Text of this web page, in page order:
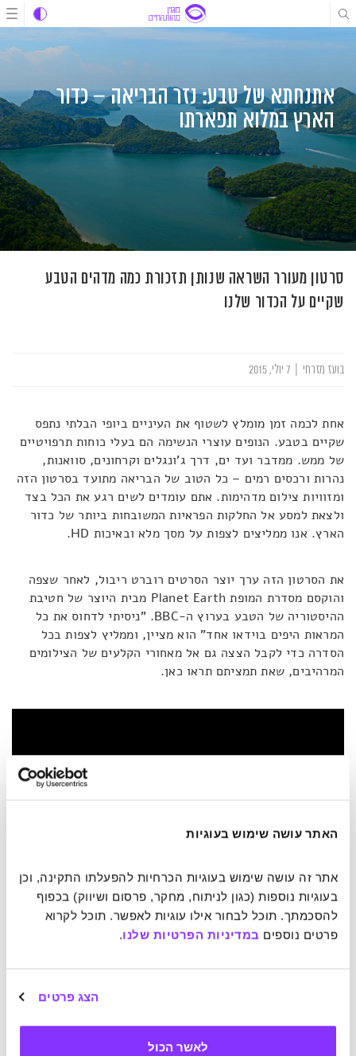
האתר עושה שימוש בעוגיות
פרטים נוספים במדיניות הפרטיות שלנו.
הצג פרטים
לאשר הכול
דלג
לתוכן
דלג
דלג
אתנחתא של טבע: נזר הבריאה – כדור
הארץ במלוא תפארתו
סרטון מעורר השראה שנותן תזכורת כמה מדהים הטבע
שקיים על הכדור שלנו
בועז מזרחי
אחת לכמה זמן מומלץ לשטוף את העיניים ביופי הבלתי נתפס
שקיים בטבע. הנופים עוצרי הנשימה הם בעלי כוחות תרפויטיים
של ממש. ממדבר ועד ים, דרך ג'ונגלים וקרחונים, סוואנות,
נהרות ורכסים רמים – כל הטוב של הבריאה מתועד בסרטון הזה
ומזוויות צילום מדהימות. אתם עומדים לשים רגע את הכל בצד
ולצאת למסע אל החלקות הפראיות המשובחות ביותר של כדור
הארץ. אנו ממליצים לצפות על מסך מלא ובאיכות HD.
את הסרטון הזה ערך יוצר הסרטים רוברט ריבול, לאחר שצפה
והוקסם מסדרת המופת Planet Earth מבית היוצר של חטיבת
ההיסטוריה של הטבע בערוץ ה-BBC. "ניסיתי לדחוס את כל
המראות היפים בוידאו אחד" הוא מציין, וממליץ לצפות בכל
הסדרה כדי לקבל הצצה גם אל מאחורי הקלעים של הצילומים
המרהיבים, שאת תמציתם תראו כאן.
הדמיון עולה על כל מציאות – עולמות ווירטואליים שעוזרים לנו
להתמודד עם אתגרים אמיתיים